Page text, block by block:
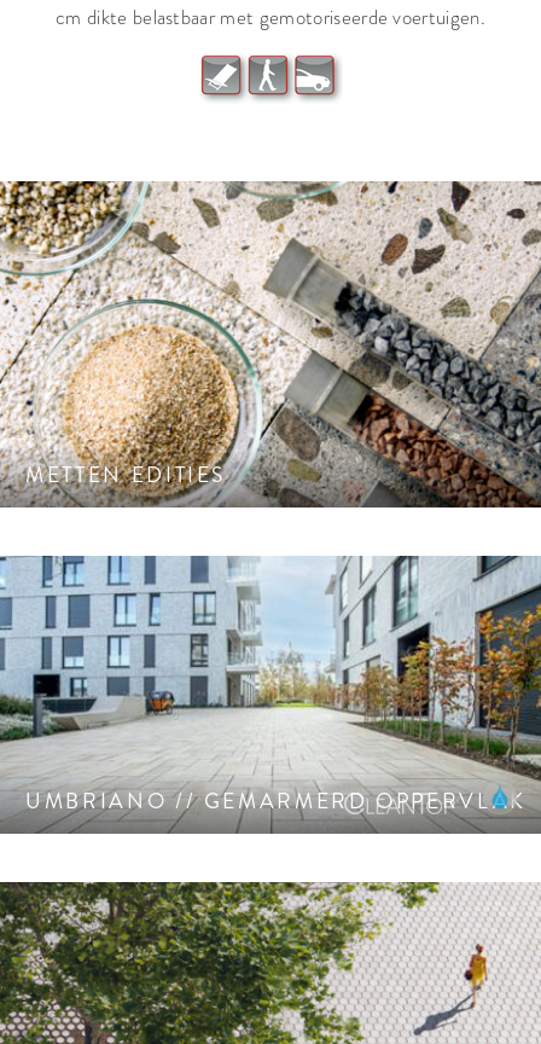
cm dikte belastbaar met gemotoriseerde voertuigen.
METTEN EDITIES
Kijk op een nieuwe wereld. In samenwerking met
architecten en ontwerpers ontwikkelen wij de EDITIES en
geven daarmee nieuwe impulsen aan buitenruimtelijke
vormgeving.
UMBRIANO // GEMARMERD OPPERVLAK
Gemarmerd oppervlak, subtiele kleurschakering. CleanTop
oppervlak CF 90.
Geslaagde combinatie van drie zeshoekige, in elkaar